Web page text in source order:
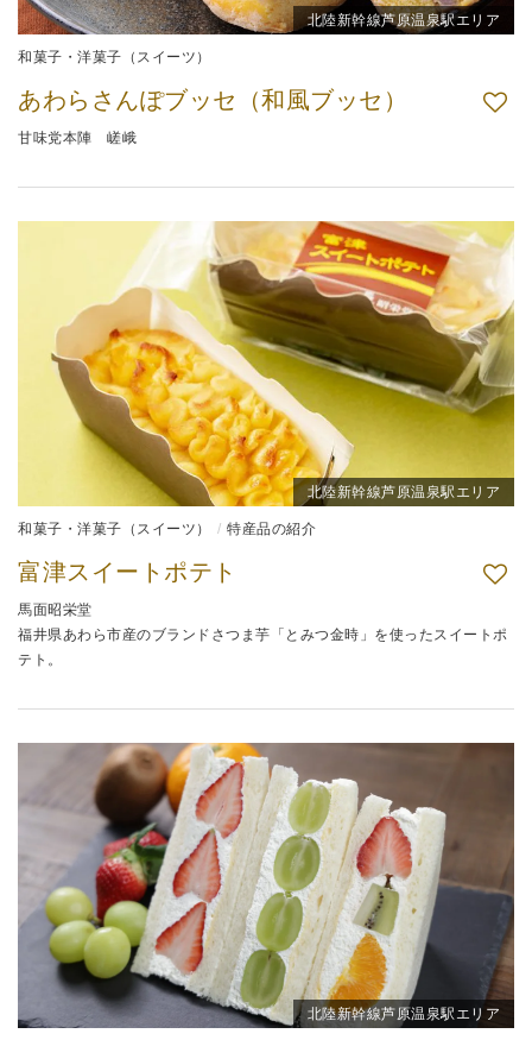
北陸新幹線芦原温泉駅エリア
和菓子・洋菓子（スイーツ）
あわらさんぽブッセ（和風ブッセ）
甘味党本陣 嵯峨
北陸新幹線芦原温泉駅エリア
和菓子・洋菓子（スイーツ） 特産品の紹介
富津スイートポテト
馬面昭栄堂
福井県あわら市産のブランドさつま芋「とみつ金時」を使ったスイートポ
テト。
北陸新幹線芦原温泉駅エリア